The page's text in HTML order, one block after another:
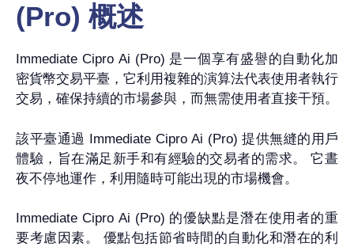
(Pro) 概述
Immediate Cipro Ai (Pro) 是一個享有盛譽的自動化加
密貨幣交易平臺，它利用複雜的演算法代表使用者執行
交易，確保持續的市場參與，而無需使用者直接干預。
該平臺通過 Immediate Cipro Ai (Pro) 提供無縫的用戶
體驗，旨在滿足新手和有經驗的交易者的需求。 它晝
夜不停地運作，利用隨時可能出現的市場機會。
Immediate Cipro Ai (Pro) 的優缺點是潛在使用者的重
要考慮因素。 優點包括節省時間的自動化和潛在的利